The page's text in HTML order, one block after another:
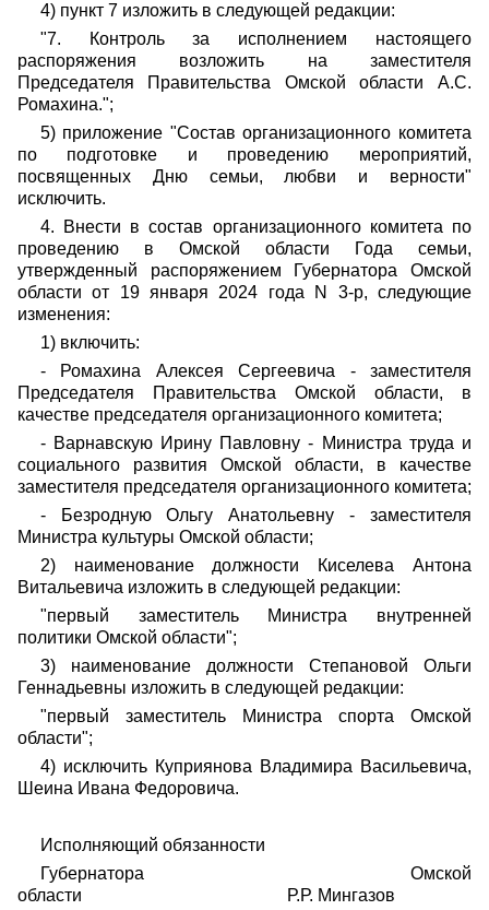
4) пункт 7 изложить в следующей редакции:
"7. Контроль за исполнением настоящего
распоряжения возложить на заместителя
Председателя Правительства Омской области А.С.
Ромахина.";
5) приложение "Состав организационного комитета
по подготовке и проведению мероприятий,
посвященных Дню семьи, любви и верности"
исключить.
4. Внести в состав организационного комитета по
проведению в Омской области Года семьи,
утвержденный распоряжением Губернатора Омской
области от 19 января 2024 года N 3-р, следующие
изменения:
1) включить:
- Ромахина Алексея Сергеевича - заместителя
Председателя Правительства Омской области, в
качестве председателя организационного комитета;
- Варнавскую Ирину Павловну - Министра труда и
социального развития Омской области, в качестве
заместителя председателя организационного комитета;
- Безродную Ольгу Анатольевну - заместителя
Министра культуры Омской области;
2) наименование должности Киселева Антона
Витальевича изложить в следующей редакции:
"первый заместитель Министра внутренней
политики Омской области";
3) наименование должности Степановой Ольги
Геннадьевны изложить в следующей редакции:
"первый заместитель Министра спорта Омской
области";
4) исключить Куприянова Владимира Васильевича,
Шеина Ивана Федоровича.
Исполняющий обязанности
Губернатора Омской
области Р.Р. Мингазов